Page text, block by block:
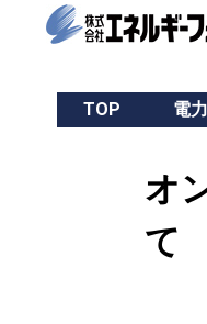
TOP 電力
オ
て